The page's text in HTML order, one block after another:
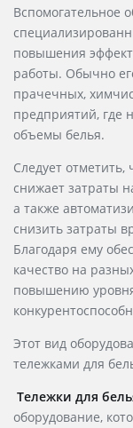
Вспомогательное
повышения
работы. Обычно
прачечных,
предприятий, где
объемы белья.
Следует отметить,
снижает затраты
а также
снизить затраты
Благодаря ему
качество на
повышению
Этот вид
тележками для
Тележки для
оборудование,